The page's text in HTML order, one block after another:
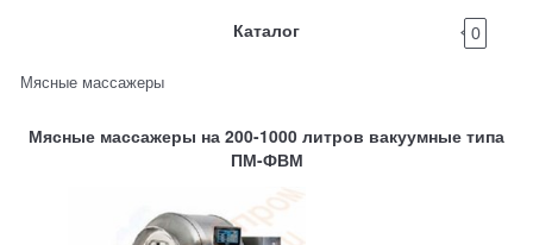
Каталог 0
Мясные массажеры
Мясные массажеры на 200-1000 литров вакуумные типа
ПМ-ФВМ